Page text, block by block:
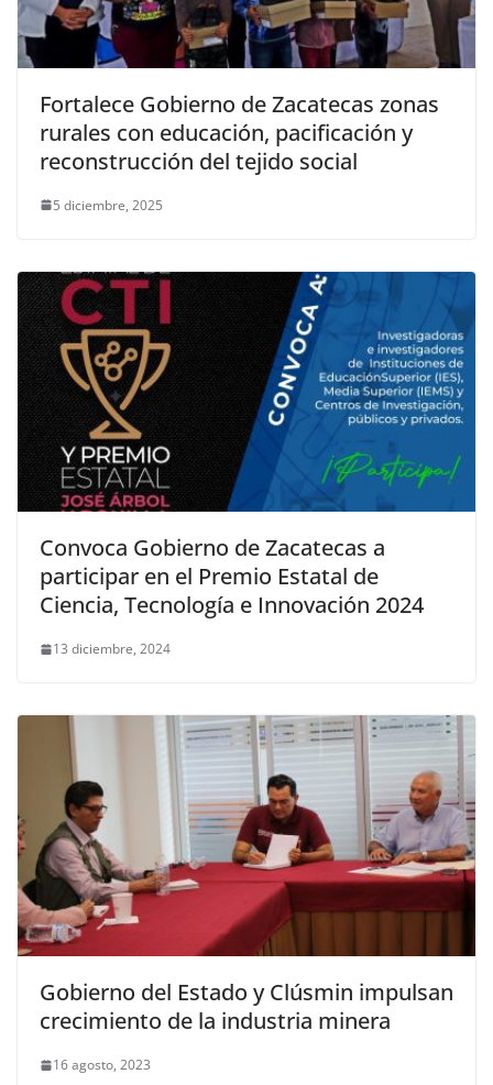
Fortalece Gobierno de Zacatecas zonas
rurales con educación, pacificación y
reconstrucción del tejido social
5 diciembre, 2025
Convoca Gobierno de Zacatecas a
participar en el Premio Estatal de
Ciencia, Tecnología e Innovación 2024
13 diciembre, 2024
Gobierno del Estado y Clúsmin impulsan
crecimiento de la industria minera
16 agosto, 2023